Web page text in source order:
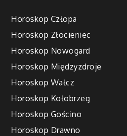
Horoskop Człopa
Horoskop Złocieniec
Horoskop Nowogard
Horoskop Międzyzdroje
Horoskop Wałcz
Horoskop Kołobrzeg
Horoskop Gościno
Horoskop Drawno